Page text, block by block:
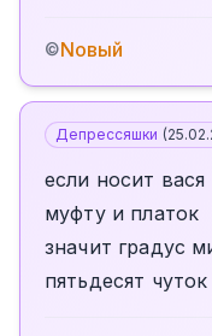
©Nовый
Депрессяшки (
если носит вася
муфту и платок
значит градус
пятьдесят чуток